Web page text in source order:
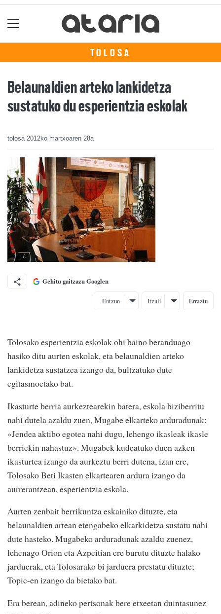
TOLOSA
Belaunaldien arteko lankidetza
sustatuko du esperientzia eskolak
tolosa 2012ko martxoaren 28a
Gehitu gaitzazu Googlen
Entzun Itzuli Erraztu
Tolosako esperientzia eskolak ohi baino beranduago
hasiko ditu aurten eskolak, eta belaunaldien arteko
lankidetza sustatzea izango da, bultzatuko dute
egitasmoetako bat.
Ikasturte berria aurkeztearekin batera, eskola biziberritu
nahi dutela azaldu zuen, Mugabe elkarteko arduradunak:
«Jendea aktibo egotea nahi dugu, lehengo ikasleak ikasle
berriekin nahastuz». Mugabek kudeatuko duen azken
ikasturtea izango da aurkeztu berri dutena, izan ere,
Tolosako Beti Ikasten elkartearen ardura izango da
aurrerantzean, esperientzia eskola.
Aurten zenbait berrikuntza eskainiko dituzte, eta
belaunaldien artean etengabeko elkarkidetza sustatu nahi
dute hasteko. Mugabeko arduradunak azaldu zuenez,
lehenago Orion eta Azpeitian ere burutu dituzte halako
jarduerak, eta Tolosarako bi jarduera prestatu dituzte;
Topic-en izango da bietako bat.
Era berean, adineko pertsonak bere etxeetan duintasunez